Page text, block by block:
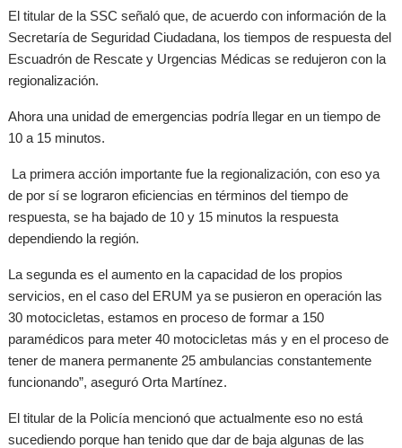
El titular de la SSC señaló que, de acuerdo con información de la
Secretaría de Seguridad Ciudadana, los tiempos de respuesta del
Escuadrón de Rescate y Urgencias Médicas se redujeron con la
regionalización.
Ahora una unidad de emergencias podría llegar en un tiempo de
10 a 15 minutos.
La primera acción importante fue la regionalización, con eso ya
de por sí se lograron eficiencias en términos del tiempo de
respuesta, se ha bajado de 10 y 15 minutos la respuesta
dependiendo la región.
La segunda es el aumento en la capacidad de los propios
servicios, en el caso del ERUM ya se pusieron en operación las
30 motocicletas, estamos en proceso de formar a 150
paramédicos para meter 40 motocicletas más y en el proceso de
tener de manera permanente 25 ambulancias constantemente
funcionando”, aseguró Orta Martínez.
El titular de la Policía mencionó que actualmente eso no está
sucediendo porque han tenido que dar de baja algunas de las